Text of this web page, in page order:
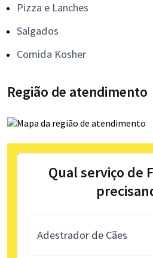
Pizza e Lanches
Salgados
Comida Kosher
Região de atendimento
Qual serviço de
Adestrador de Cães